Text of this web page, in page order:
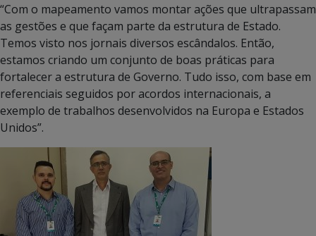
“Com o mapeamento vamos montar ações que ultrapassam
as gestões e que façam parte da estrutura de Estado.
Temos visto nos jornais diversos escândalos. Então,
estamos criando um conjunto de boas práticas para
fortalecer a estrutura de Governo. Tudo isso, com base em
referenciais seguidos por acordos internacionais, a
exemplo de trabalhos desenvolvidos na Europa e Estados
Unidos”.